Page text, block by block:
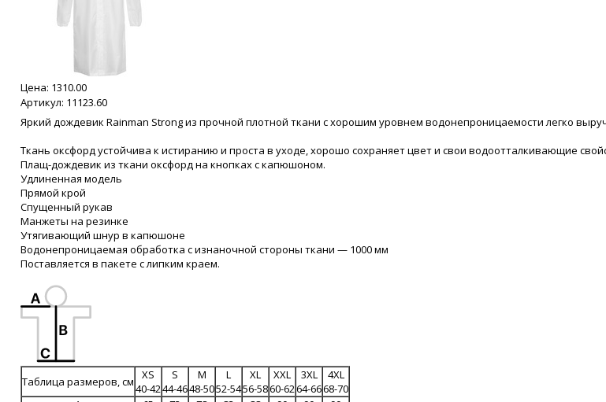
Цена: 1310.00
Артикул: 11123.60
Яркий дождевик Rainman Strong из прочной плотной ткани с хорошим уровнем водонепроницаемости легко
Ткань оксфорд устойчива к истиранию и проста в уходе, хорошо сохраняет цвет и свои водоотталкивающие
Плащ-дождевик из ткани оксфорд на кнопках с капюшоном.
Удлиненная модель
Прямой крой
Спущенный рукав
Манжеты на резинке
Утягивающий шнур в капюшоне
Водонепроницаемая обработка с изнаночной стороны ткани — 1000 мм
Поставляется в пакете с липким краем.
Таблица размеров, см
XS
40-42
S
44-46
M
48-50
L
52-54
XL
56-58
XXL
60-62
3XL
64-66
4XL
68-70